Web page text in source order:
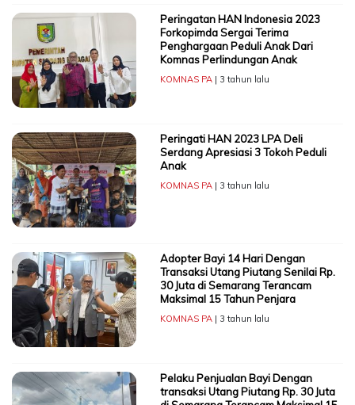
Peringatan HAN Indonesia 2023
Forkopimda Sergai Terima
Penghargaan Peduli Anak Dari
Komnas Perlindungan Anak
KOMNAS PA| 3 tahun lalu
Peringati HAN 2023 LPA Deli
Serdang Apresiasi 3 Tokoh Peduli
Anak
KOMNAS PA| 3 tahun lalu
Adopter Bayi 14 Hari Dengan
Transaksi Utang Piutang Senilai Rp.
30 Juta di Semarang Terancam
Maksimal 15 Tahun Penjara
KOMNAS PA| 3 tahun lalu
Pelaku Penjualan Bayi Dengan
transaksi Utang Piutang Rp. 30 Juta